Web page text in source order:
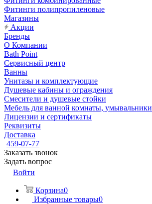
Фитинги полипропиленовые
Магазины
Акции
Бренды
О Компании
Bath Point
Сервисный центр
Ванны
Унитазы и комплектующие
Душевые кабины и ограждения
Смесители и душевые стойки
Мебель для ванной комнаты, умывальники
Лицензии и сертификаты
Реквизиты
Доставка
459-07-77
Заказать звонок
Задать вопрос
Войти
Корзина0
Избранные товары0